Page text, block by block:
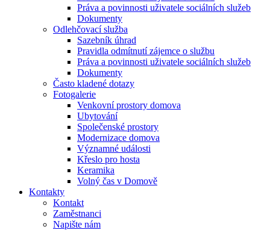
Práva a povinnosti uživatele sociálních služeb
Dokumenty
Odlehčovací služba
Sazebník úhrad
Pravidla odmítnutí zájemce o službu
Práva a povinnosti uživatele sociálních služeb
Dokumenty
Často kladené dotazy
Fotogalerie
Venkovní prostory domova
Ubytování
Společenské prostory
Modernizace domova
Významné události
Křeslo pro hosta
Keramika
Volný čas v Domově
Kontakty
Kontakt
Zaměstnanci
Napište nám